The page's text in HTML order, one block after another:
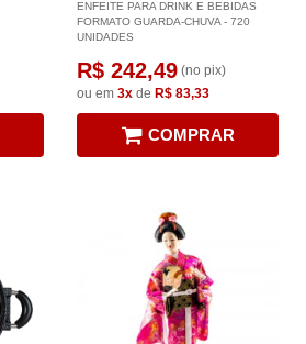
ENFEITE PARA DRINK E BEBIDAS
FORMATO GUARDA-CHUVA - 720
UNIDADES
R$ 242,49 (no pix)
ou em 3x de R$ 83,33
COMPRAR